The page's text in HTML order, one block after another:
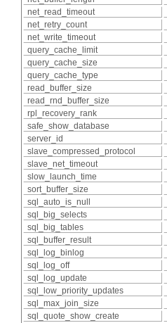
net_read_timeout
net_retry_count
net_write_timeout
query_cache_limit
query_cache_size
query_cache_type
read_buffer_size
read_rnd_buffer_size
rpl_recovery_rank
safe_show_database
server_id
slave_compressed_protocol
slave_net_timeout
slow_launch_time
sort_buffer_size
sql_auto_is_null
sql_big_selects
sql_big_tables
sql_buffer_result
sql_log_binlog
sql_log_off
sql_log_update
sql_low_priority_updates
sql_max_join_size
sql_quote_show_create